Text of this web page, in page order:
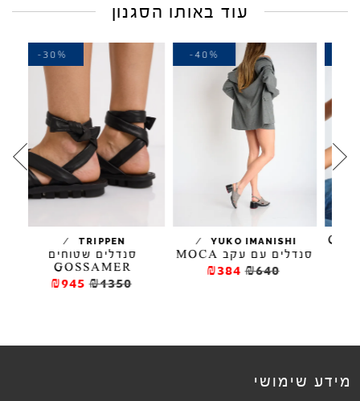
עוד באותו הסגנון
YUKO IMANISHI
/
סנדלים עם עקב MOCA
₪640
₪384
-40%
TRIPPEN
/
סנדלים שטוחים
GOSSAMER
₪1350
₪945
-30%
מידע שימושי